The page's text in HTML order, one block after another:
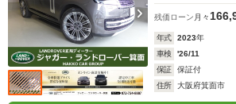
残価ローン 月々
年式 2023年
車検
'26/11
保証
保証付
住所
大阪府箕面市